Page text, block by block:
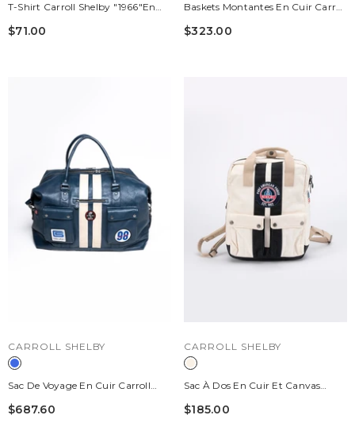
T-Shirt Carroll Shelby "1966"en
Coton Bleu Marine Homme
$71.00
Baskets Montantes En Cuir Carroll
Shelby Cobra Bleu Marine
$323.00
DISTRIBUTEUR :
CARROLL SHELBY
Sac De Voyage En Cuir Carroll
Shelby GT500 72h Bleu Royal
$687.60
DISTRIBUTEUR :
CARROLL SHELBY
Sac À Dos En Cuir Et Canvas
Carroll Shelby GT40 Backpack
$185.00